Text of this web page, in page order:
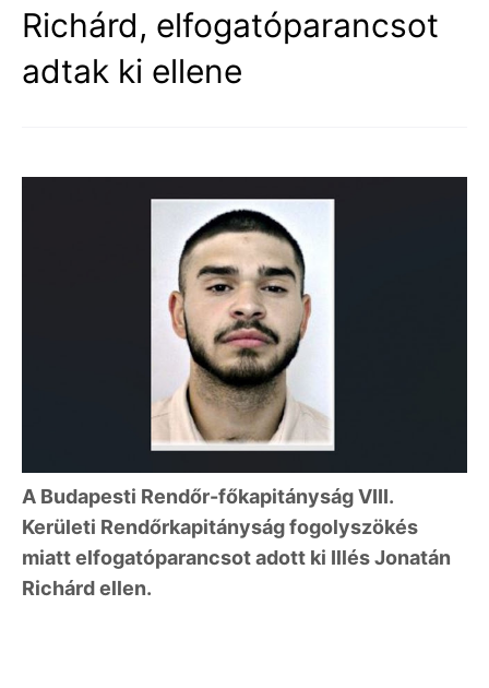
Richárd, elfogatóparancsot
adtak ki ellene
A Budapesti Rendőr-főkapitányság VIII.
Kerületi Rendőrkapitányság fogolyszökés
miatt elfogatóparancsot adott ki Illés Jonatán
Richárd ellen.